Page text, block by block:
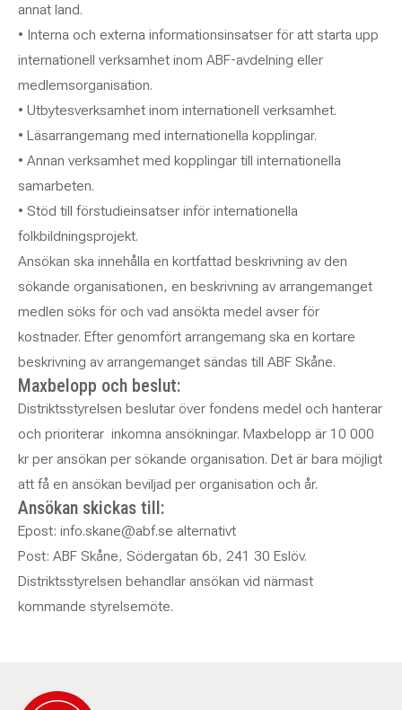
annat land.
• Interna och externa informationsinsatser för att starta upp
internationell verksamhet inom ABF-avdelning eller
medlemsorganisation.
• Utbytesverksamhet inom internationell verksamhet.
• Läsarrangemang med internationella kopplingar.
• Annan verksamhet med kopplingar till internationella
samarbeten.
• Stöd till förstudieinsatser inför internationella
folkbildningsprojekt.
Ansökan ska innehålla en kortfattad beskrivning av den
sökande organisationen, en beskrivning av arrangemanget
medlen söks för och vad ansökta medel avser för
kostnader. Efter genomfört arrangemang ska en kortare
beskrivning av arrangemanget sändas till ABF Skåne.
Maxbelopp och beslut:
Distriktsstyrelsen beslutar över fondens medel och hanterar
och prioriterar inkomna ansökningar. Maxbelopp är 10 000
kr per ansökan per sökande organisation. Det är bara möjligt
att få en ansökan beviljad per organisation och år.
Ansökan skickas till:
Epost: info.skane@abf.se alternativt
Post: ABF Skåne, Södergatan 6b, 241 30 Eslöv.
Distriktsstyrelsen behandlar ansökan vid närmast
kommande styrelsemöte.